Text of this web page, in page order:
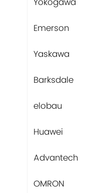
Emerson
Yaskawa
Barksdale
elobau
Huawei
Advantech
OMRON